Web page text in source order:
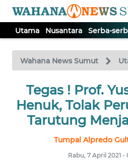
Utama Nusantara Serba-
Wahana News Sumut
Tegas ! Prof.
Henuk, Tolak
Tarutung
Tumpal Alpredo
Rabu, 7 April 2021 -
TV
Tutup
UTAMA
NUSANTARA